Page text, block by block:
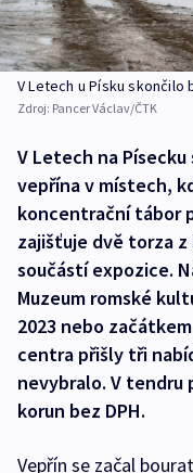
V Letech u Písku
Zdroj: Pancer Václav/ČTK
V Letech na
vepřína v místech,
koncentrační tábor
zajišťuje dvě torza
součástí expozice.
Muzeum romské
2023 nebo
centra přišly tři
nevybralo. V tendru
korun bez DPH.
Vepřín se začal